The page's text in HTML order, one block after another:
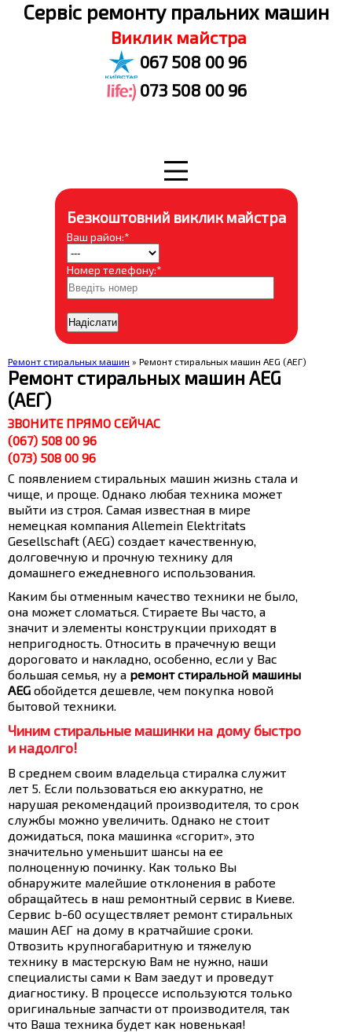
Cервіс ремонту пральних машин
Виклик майстра
067 508 00 96
073 508 00 96
Безкоштовний виклик майстра
Ваш район:*
Номер телефону:*
Ремонт стиральных машин » Ремонт стиральных машин AEG (АЕГ)
Ремонт стиральных машин AEG
(АЕГ)
ЗВОНИТЕ ПРЯМО СЕЙЧАС
(067) 508 00 96
(073) 508 00 96
С появлением стиральных машин жизнь стала и
чище, и проще. Однако любая техника может
выйти из строя. Самая известная в мире
немецкая компания Allemein Elektritats
Gesellschaft (AEG) создает качественную,
долговечную и прочную технику для
домашнего ежедневного использования.
Каким бы отменным качество техники не было,
она может сломаться. Стираете Вы часто, а
значит и элементы конструкции приходят в
непригодность. Относить в прачечную вещи
дороговато и накладно, особенно, если у Вас
большая семья, ну а ремонт стиральной машины
AEG обойдется дешевле, чем покупка новой
бытовой техники.
Чиним стиральные машинки на дому быстро
и надолго!
В среднем своим владельца стиралка служит
лет 5. Если пользоваться ею аккуратно, не
нарушая рекомендаций производителя, то срок
службы можно увеличить. Однако не стоит
дожидаться, пока машинка «сгорит», это
значительно уменьшит шансы на ее
полноценную починку. Как только Вы
обнаружите малейшие отклонения в работе
обращайтесь в наш ремонтный сервис в Киеве.
Сервис b-60 осуществляет ремонт стиральных
машин АЕГ на дому в кратчайшие сроки.
Отвозить крупногабаритную и тяжелую
технику в мастерскую Вам не нужно, наши
специалисты сами к Вам заедут и проведут
диагностику. В процессе используются только
оригинальные запчасти от производителя, так
что Ваша техника будет как новенькая!